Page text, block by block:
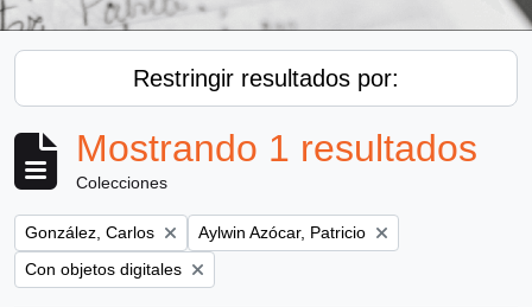
Restringir resultados por:
Mostrando 1 resultados
Colecciones
Remove filter:
González, Carlos Remove filter:
Aylwin Azócar, Patricio
Remove filter:
Con objetos digitales